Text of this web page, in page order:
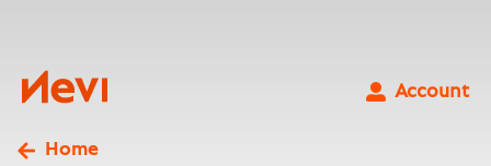
Nevi
Account
Home